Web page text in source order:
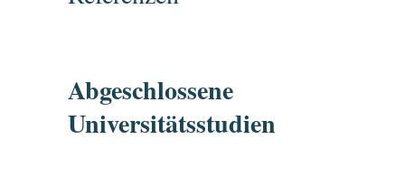
Abgeschlossene
Universitätsstudien